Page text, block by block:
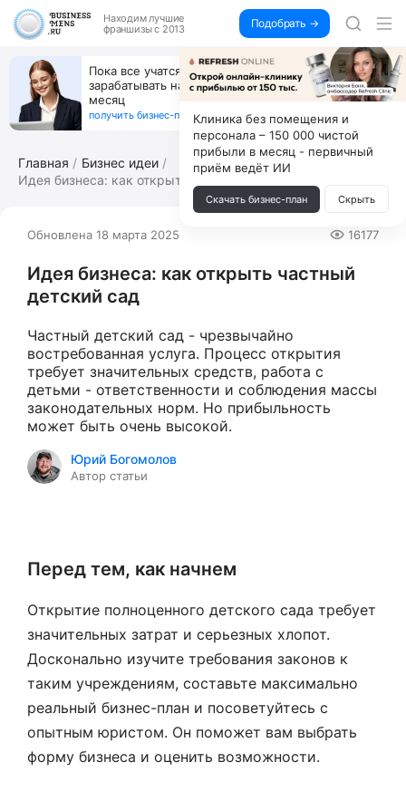
Находим лучшие
франшизы с 2013
Подобрать →
Пока все учатся пользоваться ИИ, вы можете
зарабатывать на их обучении по 500 тыс. каждый
месяц
получить бизнес-план ↓
Главная
Бизнес идеи
Идея бизнеса: как открыть частный дет...
Обновлена 18 марта 2025 16177
Идея бизнеса: как открыть частный
детский сад
Частный детский сад - чрезвычайно
востребованная услуга. Процесс открытия
требует значительных средств, работа с
детьми - ответственности и соблюдения массы
законодательных норм. Но прибыльность
может быть очень высокой.
Юрий Богомолов
Автор статьи
Перед тем, как начнем
Открытие полноценного детского сада требует
значительных затрат и серьезных хлопот.
Досконально изучите требования законов к
таким учреждениям, составьте максимально
реальный бизнес-план и посоветуйтесь с
опытным юристом. Он поможет вам выбрать
форму бизнеса и оценить возможности.
Клиника без помещения и
персонала – 150 000 чистой
прибыли в месяц - первичный
приём ведёт ИИ
Скачать бизнес-план Скрыть